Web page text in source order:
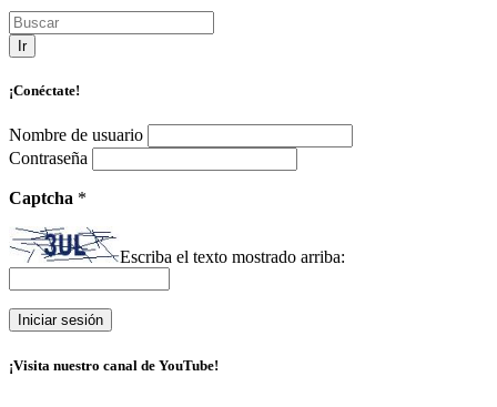
Ir
¡Conéctate!
Nombre de usuario
Contraseña
Captcha *
Escriba el texto mostrado arriba:
¡Visita nuestro canal de YouTube!